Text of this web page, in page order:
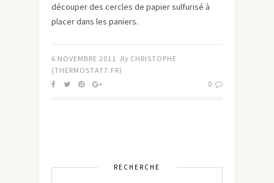
découper des cercles de papier sulfurisé à
placer dans les paniers.
6 NOVEMBRE 2011 By CHRISTOPHE
(THERMOSTAT7.FR)
0
RECHERCHE